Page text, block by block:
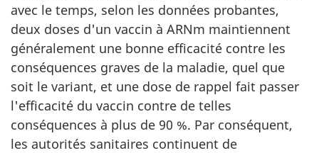
avec le temps, selon les données probantes,
deux doses d'un vaccin à ARNm maintiennent
généralement une bonne efficacité contre les
conséquences graves de la maladie, quel que
soit le variant, et une dose de rappel fait passer
l'efficacité du vaccin contre de telles
conséquences à plus de 90 %. Par conséquent,
les autorités sanitaires continuent de